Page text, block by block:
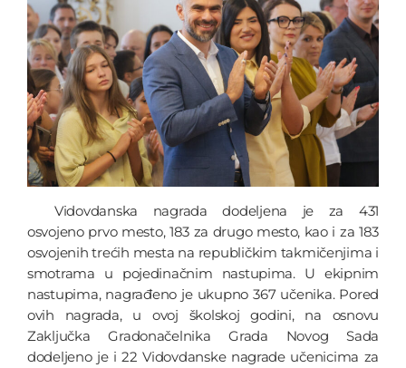
Vidovdanska nagrada dodeljena je za 431
osvojeno prvo mesto, 183 za drugo mesto, kao i za 183
osvojenih trećih mesta na republičkim takmičenjima i
smotrama u pojedinačnim nastupima. U ekipnim
nastupima, nagrađeno je ukupno 367 učenika. Pored
ovih nagrada, u ovoj školskoj godini, na osnovu
Zaključka Gradonačelnika Grada Novog Sada
dodeljeno je i 22 Vidovdanske nagrade učenicima za